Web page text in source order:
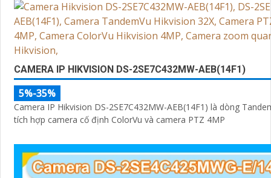
CAMERA IP HIKVISION DS-2SE7C432MW-AEB(14F1)
5%-35%
Camera IP Hikvision DS-2SE7C432MW-AEB(14F1) là dòng
tích hợp camera cố định ColorVu và camera PTZ 4MP